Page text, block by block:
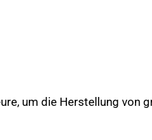
um die Herstellung von